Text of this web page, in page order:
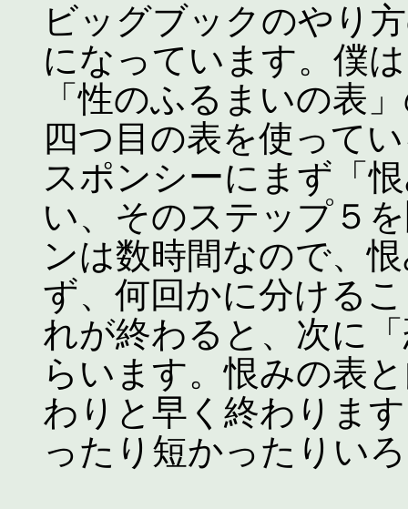
ビッグブックのやり
になっています。僕
「性のふるまいの表
四つ目の表を使って
スポンシーにまず「
い、そのステップ５
ンは数時間なので、
ず、何回かに分ける
れが終わると、次に
らいます。恨みの表
わりと早く終わりま
ったり短かったりい